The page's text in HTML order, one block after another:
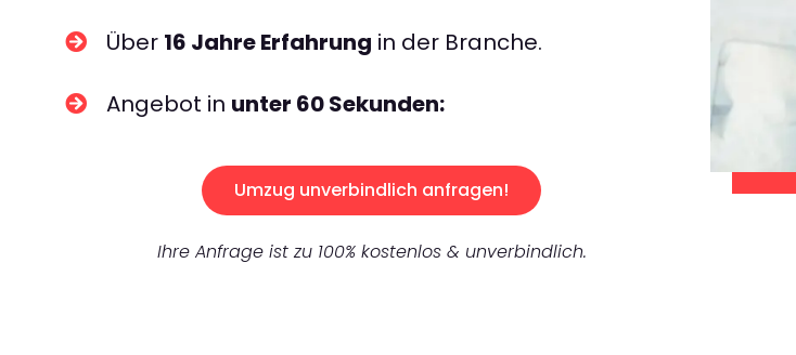
Über 16 Jahre Erfahrung in der Branche.
Angebot in unter 60 Sekunden:
Umzug unverbindlich anfragen!
Ihre Anfrage ist zu 100% kostenlos & unverbindlich.